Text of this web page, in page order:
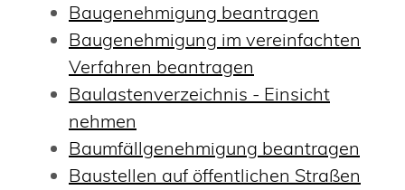
Baugenehmigung beantragen
Baugenehmigung im vereinfachten
Verfahren beantragen
Baulastenverzeichnis - Einsicht
nehmen
Baumfällgenehmigung beantragen
Baustellen auf öffentlichen Straßen